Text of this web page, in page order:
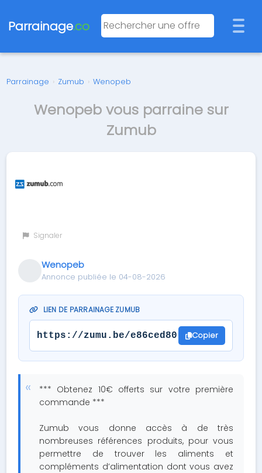
Parrainage.co
Parrainage › Zumub › Wenopeb
Wenopeb vous parraine sur
Zumub
Signaler
Wenopeb
Annonce publiée le 04-08-2026
LIEN DE PARRAINAGE ZUMUB
https://zumu.be/e86ced80 Copier
*** Obtenez 10€ offerts sur votre première
commande ***
Zumub vous donne accès à de très
nombreuses références produits, pour vous
permettre de trouver les aliments et
compléments d’alimentation dont vous avez